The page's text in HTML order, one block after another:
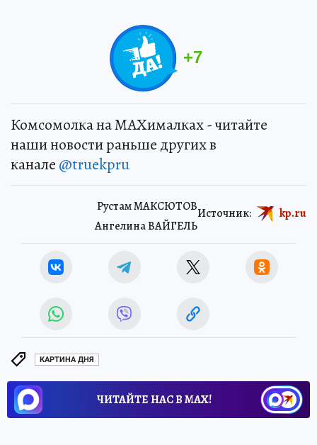
+7
Комсомолка на MAXималках - читайте
наши новости раньше других в
канале @truekpru
Рустам МАКСЮТОВ
Ангелина ВАЙГЕЛЬ
Источник: kp.ru
КАРТИНА ДНЯ
ЧИТАЙТЕ НАС В МАХ!